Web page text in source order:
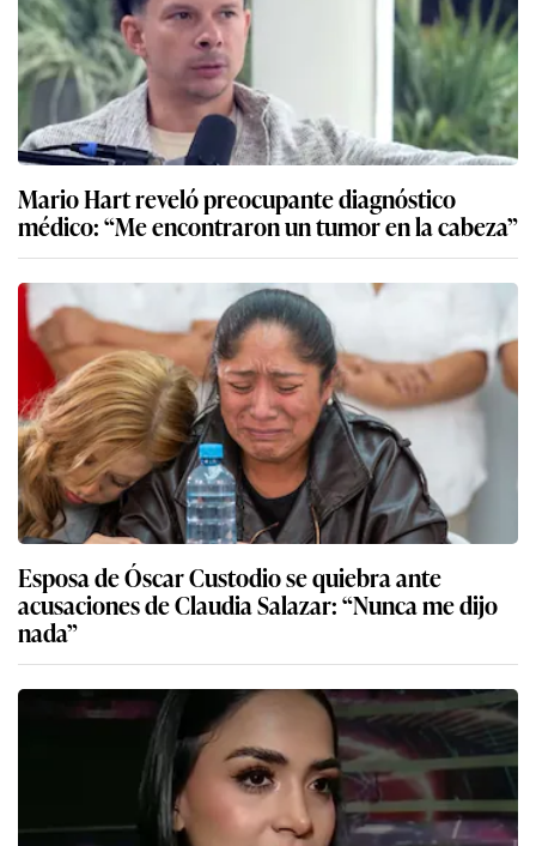
Mario Hart reveló preocupante diagnóstico
médico: “Me encontraron un tumor en la cabeza”
Esposa de Óscar Custodio se quiebra ante
acusaciones de Claudia Salazar: “Nunca me dijo
nada”